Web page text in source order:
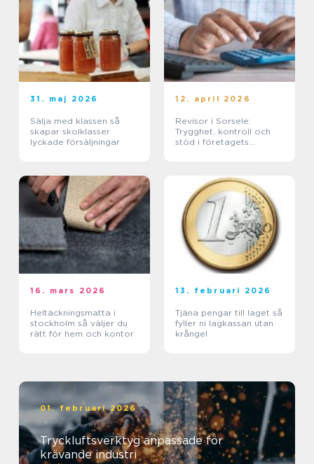
31. maj 2026
Sälja med klassen så
skapar skolklasser
lyckade försäljningar
12. april 2026
Revisor i Sorsele:
Trygghet, kontroll och
stöd i företagets
16. mars 2026
Heltäckningsmatta i
stockholm så väljer du
rätt för hem och kontor
13. februari 2026
Tjäna pengar till laget så
fyller ni lagkassan utan
krångel
01. februari 2026
Tryckluftsverktyg anpassade för
krävande industri